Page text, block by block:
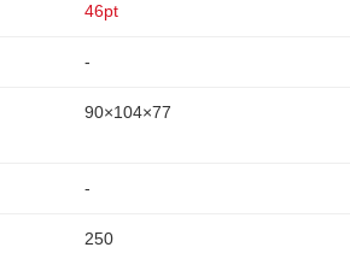
46pt
-
90×104×77
-
250